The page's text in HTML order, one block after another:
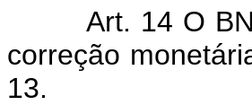
Art. 14 O BNH
correção
13.